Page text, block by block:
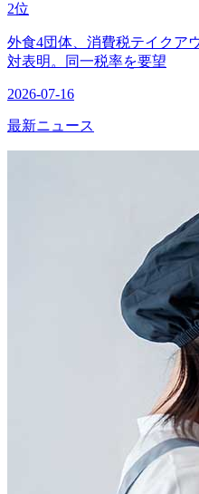
2位
外食4団体、消費税テイクア
対表明。同一税率を要望
2026-07-16
最新ニュース